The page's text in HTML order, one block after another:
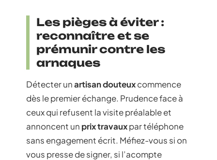
Les pièges à éviter :
reconnaître et se
prémunir contre les
arnaques
Détecter unartisan douteuxcommence
dès le premier échange. Prudence face à
ceux qui refusent la visite préalable et
annoncent un prix travauxpar téléphone
sans engagement écrit. Méfiez-vous si on
vous presse de signer, si l’acompte